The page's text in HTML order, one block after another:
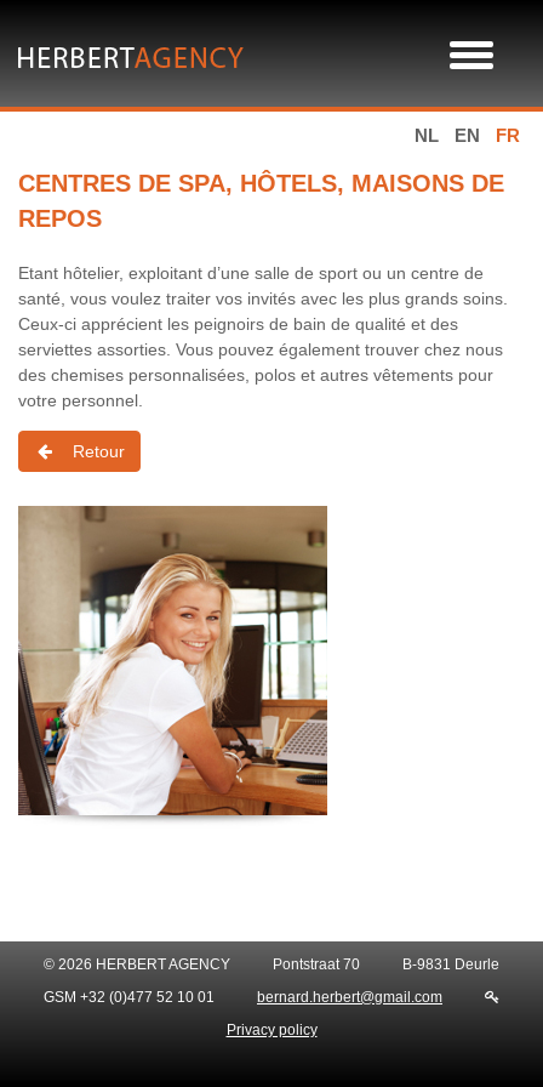
NL EN FR
CENTRES DE SPA, HÔTELS, MAISONS DE
REPOS
Etant hôtelier, exploitant d’une salle de sport ou un centre de
santé, vous voulez traiter vos invités avec les plus grands soins.
Ceux-ci apprécient les peignoirs de bain de qualité et des
serviettes assorties. Vous pouvez également trouver chez nous
des chemises personnalisées, polos et autres vêtements pour
votre personnel.
Retour
© 2026 HERBERT AGENCY Pontstraat 70
B-9831 Deurle
GSM +32 (0)477 52 10 01
bernard.herbert@gmail.com
Privacy policy